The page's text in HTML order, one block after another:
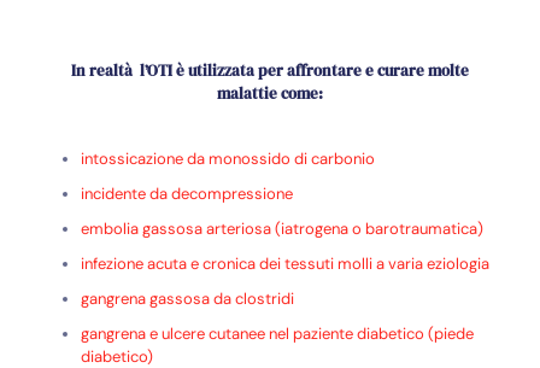
In realtà l’OTI è utilizzata per affrontare e curare molte
malattie come:
intossicazione da monossido di carbonio
incidente da decompressione
embolia gassosa arteriosa (iatrogena o barotraumatica)
infezione acuta e cronica dei tessuti molli a varia eziologia
gangrena gassosa da clostridi
gangrena e ulcere cutanee nel paziente diabetico (piede
diabetico)